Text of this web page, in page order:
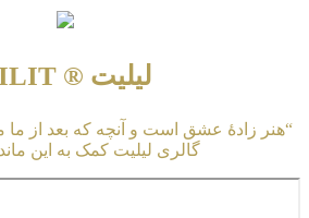
لیلیت ® LILIT
“هنر زادهٔ عشق است و آنچه که بعد از
گالری لیلیت کمک به این